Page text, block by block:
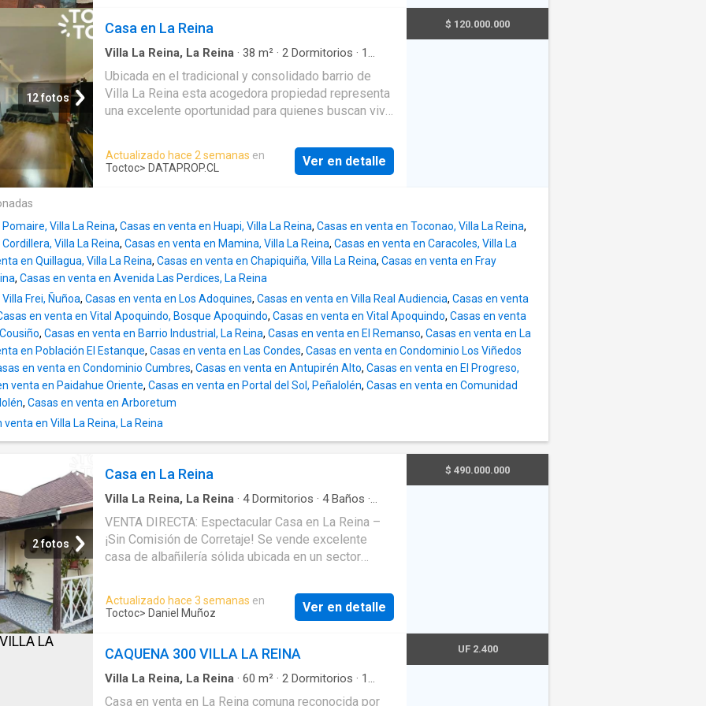
3d-en-la-reina Síguenos en
www.facebook.com/Grialpropiedades/ y entérate de
todas nuestras novedades servicios propie
en la otra propiedad puede vivir la persona que
socorra a la familia en caso de emergencia. También
es ideal para familia con padres mayores. En la casa
principal puede vivir la familia y en la otra casa
puede vivir el familiar que requiere apoyo,
manteniendo cada uno su espacio. Las propiedades
separadas, por una puerta de fierro que permite
movilidad hacia ambos inmuebles. Las viviendas se
Jardín Infantil Talinay, club aéreo y servicios básicos
entre otros. Con l
12 fotos
Casa en La Reina
Villa La Reina, La Reina · 38 m² · 2 Dormitorios · 1
Ubicada en el tradicional y consolidado barrio de
Villa La Reina esta acogedora propiedad representa
una excelente oportunidad para quienes buscan vivir
Construida en 1975 la vivienda principal se emplaza
sobre un terreno de 135 m y cuenta con una
aumentar su valor. Uno de los grandes atributos de
esta propiedad es que en la parte posterior del
terreno cuenta con una construcción independiente
que actualmente no se encuentra regularizada.
Gracias a su acceso independiente este espacio
ofrece un gran potencial para ser utilizado por una
segunda familia como vivienda para un familiar
oficina taller o incluso como una excelente
alternativa de inversión para generar ingresos
mediante arriendo. Se ubica a solo 5 minutos del
Hospital Militar con fácil acceso a importantes
avenidas locomoción colect
Actualizado hace 2 semanas en
Toctoc> DATAPROP.CL Ver en detalle
$ 120.000.000
Villa La Reina, Casas en venta en Huapi, Villa La Reina, Casas en venta en Toconao, Villa La Reina,
Villa La Reina, Casas en venta en Mamina, Villa La Reina, Casas en venta en Caracoles, Villa La
en Quillagua, Villa La Reina, Casas en venta en Chapiquiña, Villa La Reina, Casas en venta en Fray
, Casas en venta en Avenida Las Perdices, La Reina
Frei, Ñuñoa, Casas en venta en Los Adoquines, Casas en venta en Villa Real Audiencia, Casas en venta
en venta en Vital Apoquindo, Bosque Apoquindo, Casas en venta en Vital Apoquindo, Casas en venta
, Casas en venta en Barrio Industrial, La Reina, Casas en venta en El Remanso, Casas en venta en La
en Población El Estanque, Casas en venta en Las Condes, Casas en venta en Condominio Los Viñedos
en venta en Condominio Cumbres, Casas en venta en Antupirén Alto, Casas en venta en El Progreso,
venta en Paidahue Oriente, Casas en venta en Portal del Sol, Peñalolén, Casas en venta en Comunidad
, Casas en venta en Arboretum
en Villa La Reina, La Reina
2 fotos
Casa en La Reina
Villa La Reina, La Reina · 4Dormitorios · 4Baños ·
VENTA DIRECTA: Espectacular Casa en La Reina –
¡Sin Comisión de Corretaje! Se vende excelente
casa de albañilería sólida ubicada en un sector
privilegiada en la comuna de La Reina. A pasos de la
estación de Metro Fernando Castillo de Velasco.
Precio: $490.000.000 Contacto: Daniel Muñoz Ortiz
350 m² Construido: 150 m² (Construcción sólida y de
gran calidad) Dormitorios: 4 amplios dormitorios.
Baños: 3 baños completos + 1 baño de servicio.
Actualizado hace 3 semanas en
Toctoc> Daniel Muñoz Ver en detalle
$ 490.000.000
CAQUENA 300 VILLA LA REINA
Villa La Reina, La Reina · 60 m² · 2 Dormitorios · 1
Casa en venta en La Reina comuna reconocida por
UF 2.400